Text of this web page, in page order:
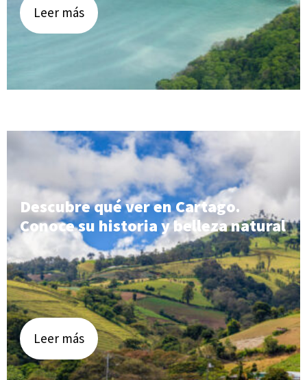
Leer más
Descubre qué ver en Cartago.
Conoce su historia y belleza natural
Leer más